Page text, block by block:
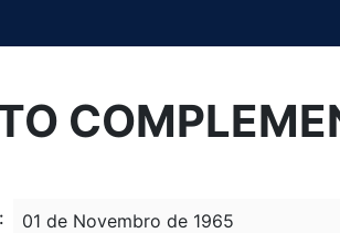
01 de Novembro de 1965